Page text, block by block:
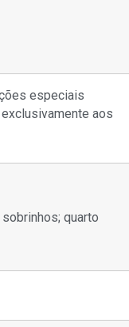
especiais
aos
quarto